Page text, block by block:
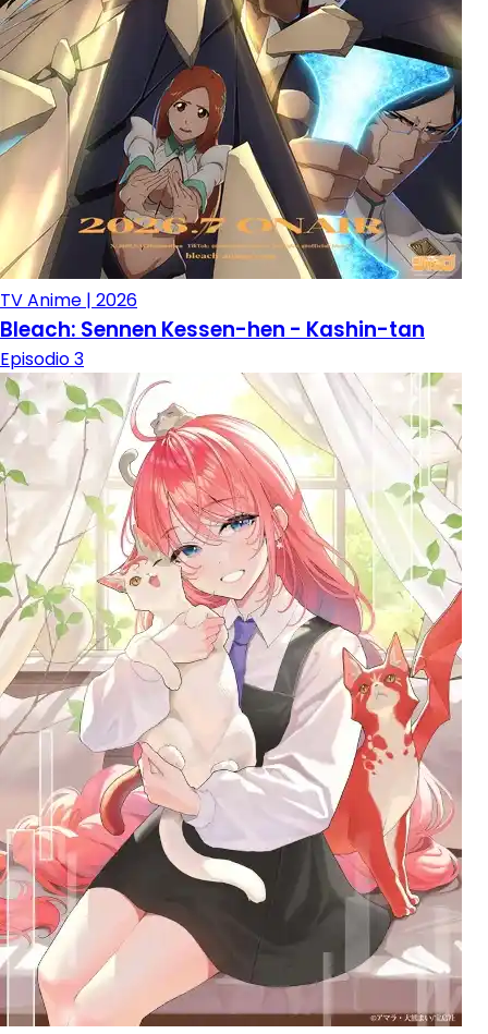
TV Anime | 2026
Bleach: Sennen Kessen-hen - Kashin-tan
Episodio 3